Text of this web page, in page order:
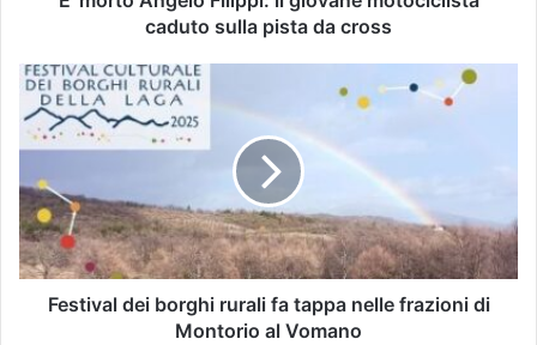
caduto sulla pista da cross
Festival dei borghi rurali fa tappa nelle frazioni di
Montorio al Vomano